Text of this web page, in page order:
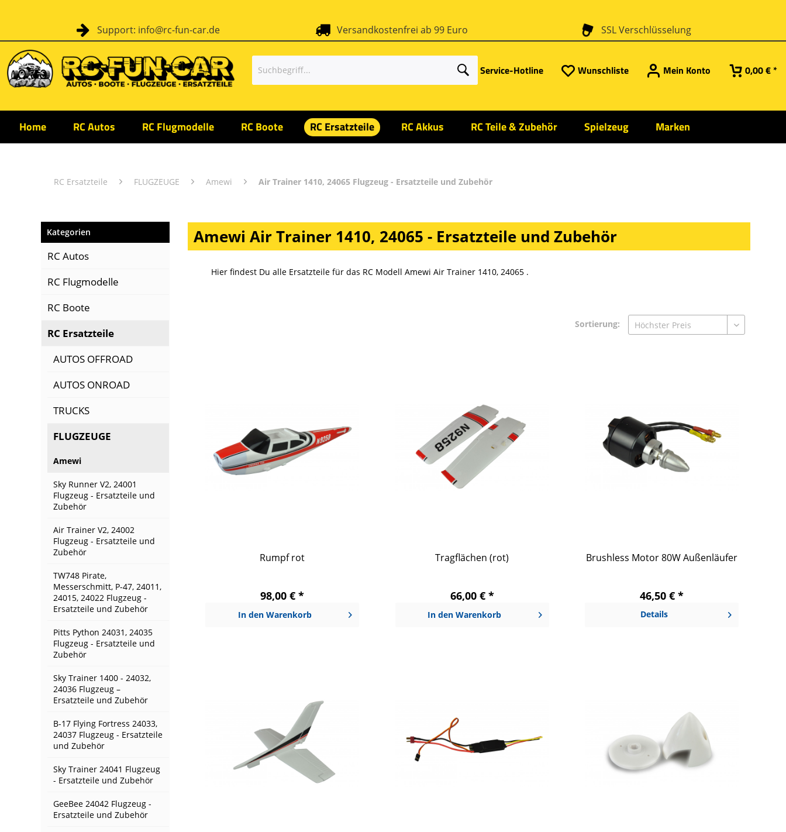
Support: info@rc-fun-car.de Versandkostenfrei ab 99 Euro SSL Verschlüsselung
Service-Hotline Wunschliste Mein Konto 0,00 € *
Home RC Autos RC Flugmodelle RC Boote RC Ersatzteile RC Akkus RC Teile & Zubehör Spielzeug Marken
RC Ersatzteile FLUGZEUGE Amewi Air Trainer 1410, 24065 Flugzeug - Ersatzteile und Zubehör
Kategorien
RC Autos
RC Flugmodelle
RC Boote
RC Ersatzteile
AUTOS OFFROAD
AUTOS ONROAD
TRUCKS
FLUGZEUGE
Amewi
Sky Runner V2, 24001
Flugzeug - Ersatzteile und
Zubehör
Air Trainer V2, 24002
Flugzeug - Ersatzteile und
Zubehör
TW748 Pirate,
Messerschmitt, P-47, 24011,
24015, 24022 Flugzeug -
Ersatzteile und Zubehör
Pitts Python 24031, 24035
Flugzeug - Ersatzteile und
Zubehör
Sky Trainer 1400 - 24032,
24036 Flugzeug –
Ersatzteile und Zubehör
B-17 Flying Fortress 24033,
24037 Flugzeug - Ersatzteile
und Zubehör
Sky Trainer 24041 Flugzeug
- Ersatzteile und Zubehör
GeeBee 24042 Flugzeug -
Ersatzteile und Zubehör
Amewi Air Trainer 1410, 24065 - Ersatzteile und Zubehör
Hier findest Du alle Ersatzteile für das RC Modell Amewi Air Trainer 1410, 24065 .
Sortierung:
Rumpf rot
98,00 € *
In den Warenkorb
Tragflächen (rot)
66,00 € *
In den Warenkorb
Brushless Motor 80W Außenläufer
46,50 € *
Details